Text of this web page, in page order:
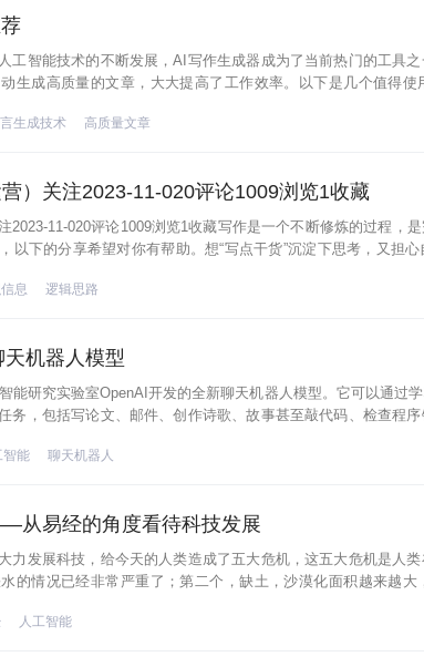
工智能技术的不断发展，AI写作生成器成为了当前热门的工具
生成高质量的文章，大大提高了工作效率。以下是几个值得使
生成技术 高质量文章
）关注2023-11-020评论1009浏览1收藏
2023-11-020评论1009浏览1收藏写作是一个不断修炼的过程，
以下的分享希望对你有帮助。想“写点干货”沉淀下思考，又担心
息 逻辑思路
机器人模型
能研究实验室OpenAI开发的全新聊天机器人模型。它可以通过
务，包括写论文、邮件、创作诗歌、故事甚至敲代码、检查程序
智能 聊天机器人
从易经的角度看待科技发展
力发展科技，给今天的人类造成了五大危机，这五大危机是人
的情况已经非常严重了；第二个，缺土，沙漠化面积越来越大
人工智能